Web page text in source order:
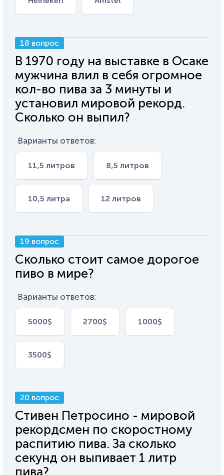
18 вопрос
В 1970 году на выставке в Осаке
мужчина влил в себя огромное
кол-во пива за 3 минуты и
установил мировой рекорд.
Сколько он выпил?
Варианты ответов:
11,5 литров 8,5 литров
10,5 литра 12 литров
19 вопрос
Сколько стоит самое дорогое
пиво в мире?
Варианты ответов:
5000$ 2700$ 1000$
3500$
20 вопрос
Стивен Петросино - мировой
рекордсмен по скоростному
распитию пива. За сколько
секунд он выпивает 1 литр
пива?